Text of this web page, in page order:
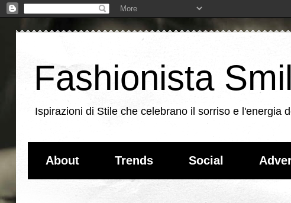
Fashionista
Ispirazioni di Stile che celebrano il sorriso e l'energia
About Trends Social